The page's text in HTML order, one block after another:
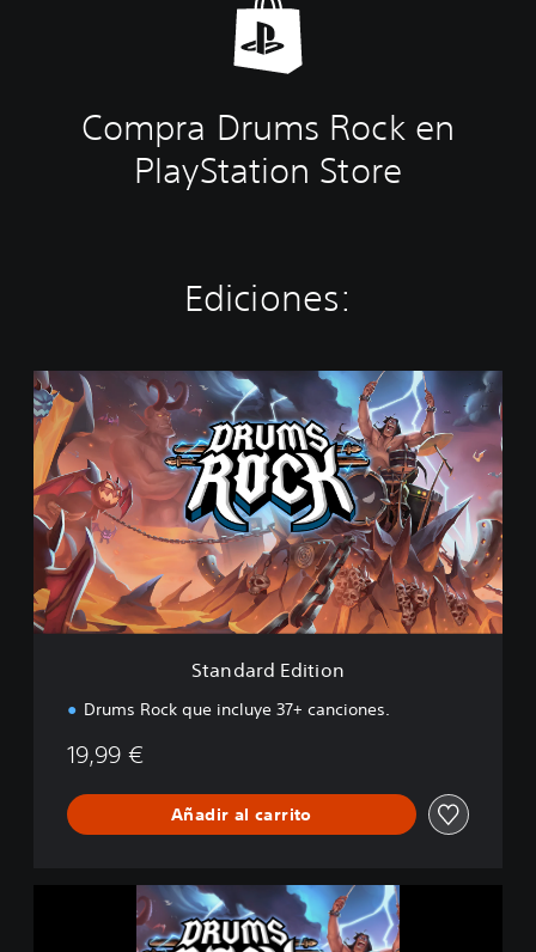
Compra Drums Rock en
PlayStation Store
Ediciones:
S
t
a
n
a
r
d
i
t
Standard Edition
Drums Rock que incluye 37+ canciones.
19,99 €
Añadir al carrito